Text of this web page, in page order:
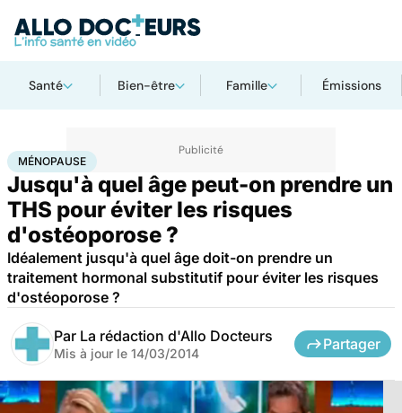
Santé Bien-être Famille Émissions
AccueilSantéMénopause
MÉNOPAUSE
Jusqu'à quel âge peut-on prendre un
THS pour éviter les risques
d'ostéoporose ?
Idéalement jusqu'à quel âge doit-on prendre un
traitement hormonal substitutif pour éviter les risques
d'ostéoporose ?
Par La rédaction d'Allo Docteurs
Mis à jour le 14/03/2014
Partager